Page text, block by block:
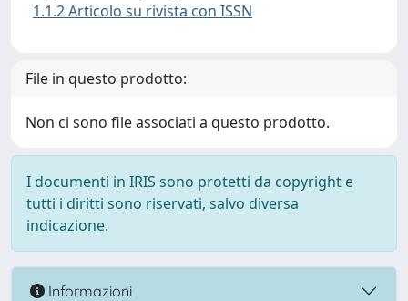
1.1.2 Articolo su rivista con ISSN
File in questo prodotto:
Non ci sono file associati a questo prodotto.
I documenti in IRIS sono protetti da copyright e
tutti i diritti sono riservati, salvo diversa
indicazione.
Informazioni